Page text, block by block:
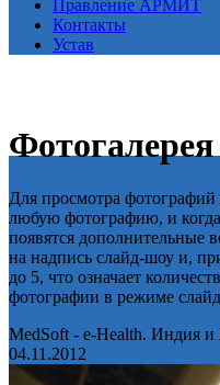
Правление АРМИТ
Контакты
Устав
Для просмотра
любую фотографию, и
появятся дополнительные
на надпись слайд-шоу и,
до 5, что означает
фотографии в режиме
MedSoft - e-Health. Индия и
04.11.2012